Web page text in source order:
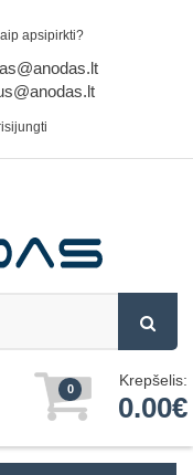
apsipirkti?
0 Krepšelis:
0.00€